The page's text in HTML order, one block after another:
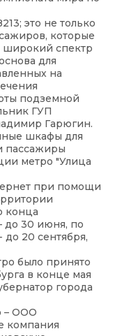
это не только
которые
широкий спектр
для
на
подземной
ГУП
Гарюгин.
шкафы для
пассажиры
метро "Улица
при помощи
конца
до 30 июня, по
до 20 сентября,
было принято
в конце мая
города
– ООО
компания